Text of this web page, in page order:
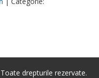
drepturile rezervate.